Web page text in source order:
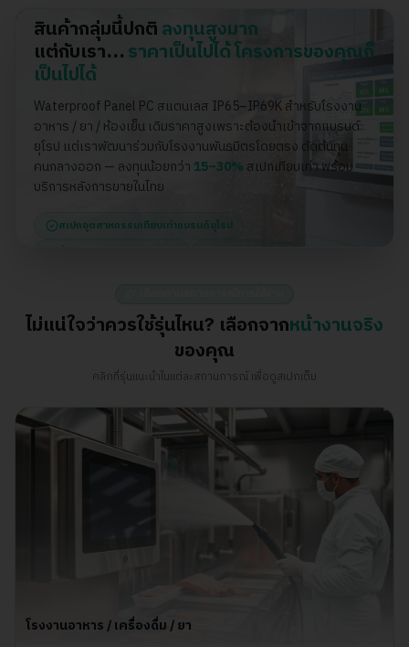
สินค้ากลุ่มนี้ปกติ ลงทุนสูงมาก
แต่กับเรา… ราคาเป็นไปได้ โครงการของคุณก็
เป็นไปได้
Waterproof Panel PC สแตนเลส IP65–IP69K สำหรับโรงงาน
อาหาร / ยา / ห้องเย็น เดิมราคาสูงเพราะต้องนำเข้าจากแบรนด์
ยุโรป แต่เราพัฒนาร่วมกับโรงงานพันธมิตรโดยตรง ตัดต้นทุน
คนกลางออก — ลงทุนน้อยกว่า 15–30% สเปกเทียบเท่า พร้อม
บริการหลังการขายในไทย
สเปกอุตสาหกรรมเทียบเท่าแบรนด์ยุโรป
ไม่แน่ใจว่าควรใช้รุ่นไหน? เลือกจากหน้างานจริง
ของคุณ
คลิกที่รุ่นแนะนำในแต่ละสถานการณ์ เพื่อดูสเปกเต็ม
โรงงานอาหาร / เครื่องดื่ม / ยา